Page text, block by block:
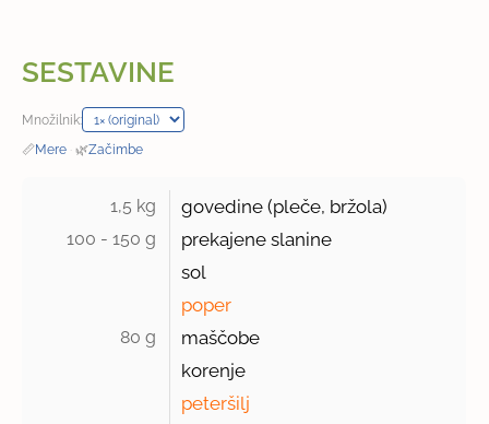
SESTAVINE
Množilnik:
📏Mere · 🌿Začimbe
1,5 kg govedine (pleče, bržola)
100 - 150 g
prekajene slanine
sol
poper
80 g
maščobe
korenje
peteršilj